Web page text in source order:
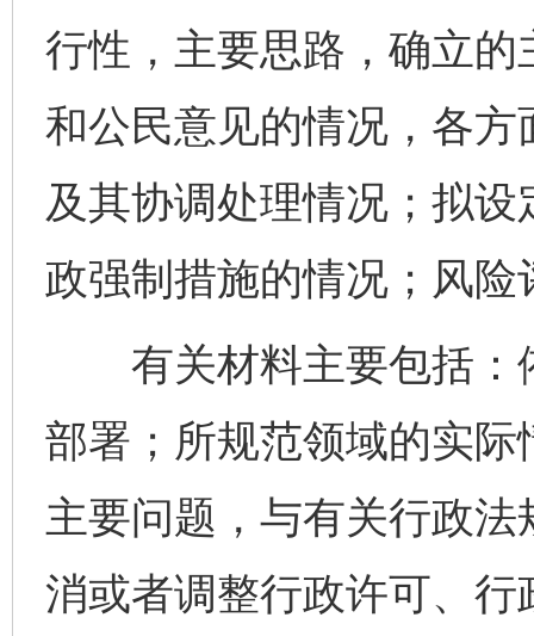
行性，主要思路，确立
和公民意见的情况，各
及其协调处理情况；拟
政强制措施的情况；风
有关材料主要包括：
部署；所规范领域的实
主要问题，与有关行政
消或者调整行政许可、